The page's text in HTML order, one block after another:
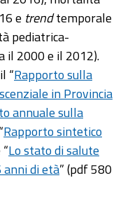
e trendtemporale
pediatrica-
il 2000 e il 2012).
“Rapporto sulla
in Provincia
annuale sulla
Rapporto sintetico
Lo stato di salute
di età” (pdf 580